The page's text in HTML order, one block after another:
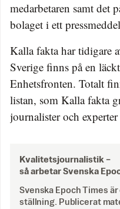
medarbetaren samt det
bolaget i ett
Kalla fakta har tidigare
Sverige finns på en
Enhetsfronten. Totalt
listan, som Kalla fakta
journalister och
Kvalitetsjournalistik –
så arbetar Svenska
Svenska Epoch Times
ställning. Publicerat